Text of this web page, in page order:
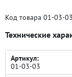
Код товара 01-03-03
Технические
Артикул:
01-03-03